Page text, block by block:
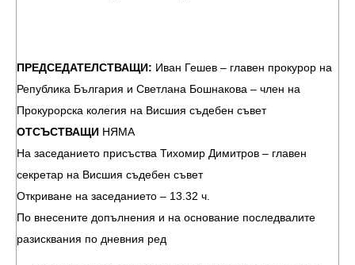
ПРЕДСЕДАТЕЛСТВАЩИ: Иван Гешев – главен прокурор на
Република България и Светлана Бошнакова – член на
Прокурорска колегия на Висшия съдебен съвет
ОТСЪСТВАЩИ НЯМА
На заседанието присъства Тихомир Димитров – главен
секретар на Висшия съдебен съвет
Откриване на заседанието – 13.32 ч.
По внесените допълнения и на основание последвалите
разисквания по дневния ред